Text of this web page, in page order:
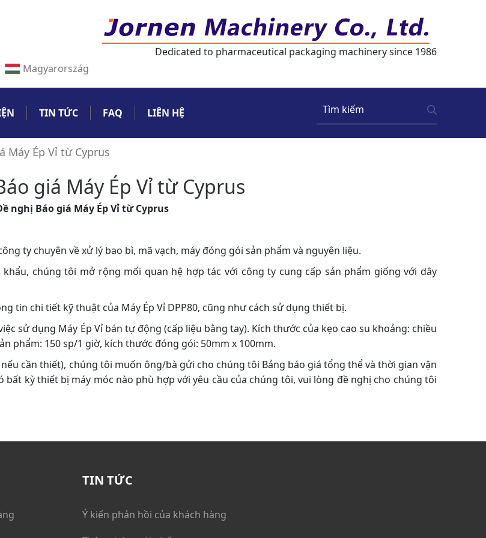
Dedicated to pharmaceutical packaging machinery since 1986
Magyarország
TIN TỨC FAQ LIÊN HỆ
Máy Ép Vỉ từ Cyprus
giá Máy Ép Vỉ từ Cyprus
nghị Báo giá Máy Ép Vỉ từ Cyprus
ty chuyên về xử lý bao bì, mã vạch, máy đóng gói sản phẩm và nguyên liệu.
chúng tôi mở rộng mối quan hệ hợp tác với công ty cung cấp sản phẩm giống với dây
tin chi tiết kỹ thuật của Máy Ép Vỉ DPP80, cũng như cách sử dụng thiết bị.
sử dụng Máy Ép Vỉ bán tự động (cấp liệu bằng tay). Kích thước của kẹo cao su khoảng: chiều
phẩm: 150 sp/1 giờ, kích thước đóng gói: 50mm x 100mm.
cần thiết), chúng tôi muốn ông/bà gửi cho chúng tôi Bảng báo giá tổng thể và thời gian vận
kỳ thiết bị máy móc nào phù hợp với yêu cầu của chúng tôi, vui lòng đề nghị cho chúng tôi
TIN TỨC
Ý kiến phản hồi của khách hàng